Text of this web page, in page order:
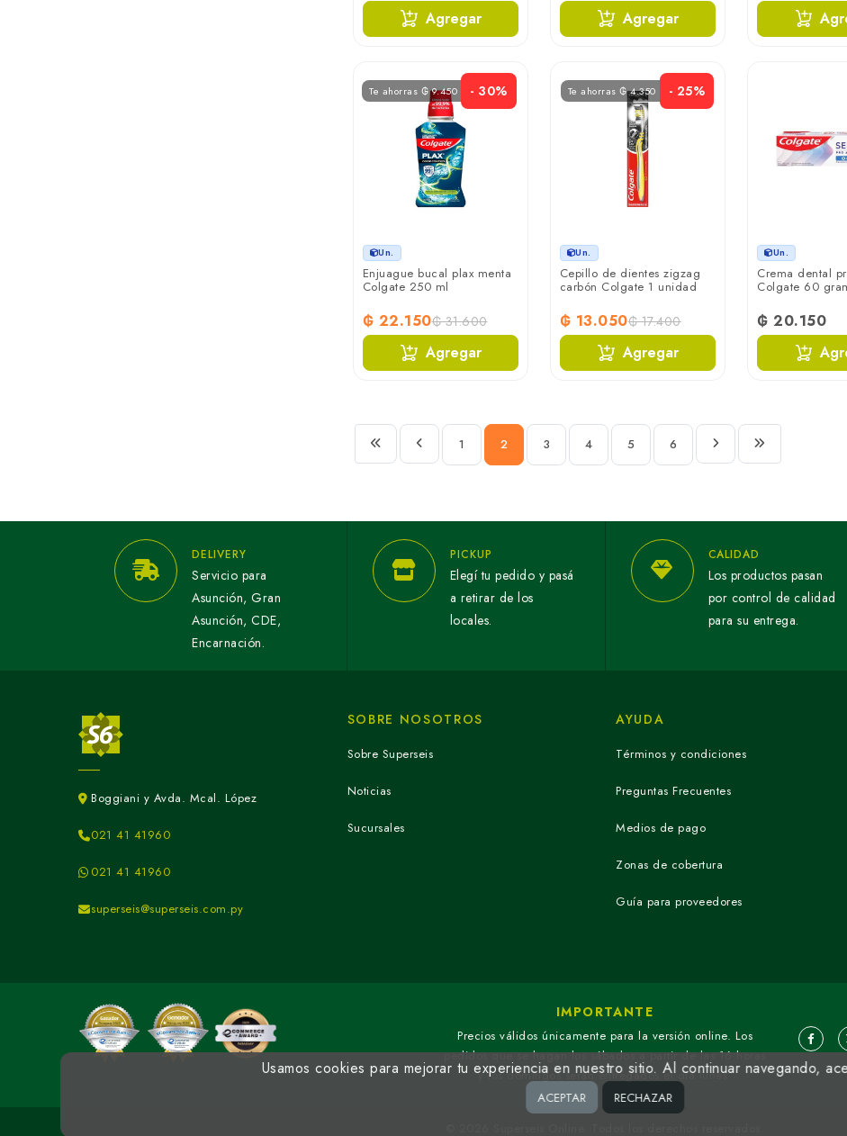
Agregar
Agregar
Te ahorras ₲ 9.450 - 30%
Un.
Enjuague bucal plax menta
Colgate 250 ml
₲ 22.150₲ 31.600
Agregar
Te ahorras ₲ 4.350 - 25%
Un.
Cepillo de dientes zigzag
carbón Colgate 1 unidad
₲ 13.050₲ 17.400
Agregar
Un.
Crema dental
Colgate 60
₲ 20.150
1 2 3 4 5 6
DELIVERY
Servicio para
Asunción, Gran
Asunción, CDE,
Encarnación.
PICKUP
Elegí tu pedido y pasá
a retirar de los
locales.
CALIDAD
Los productos pasan
por control de calidad
para su entrega.
Boggiani y Avda. Mcal. López
021 41 41960
021 41 41960
superseis@superseis.com.py
SOBRE NOSOTROS
Sobre Superseis
Noticias
Sucursales
AYUDA
Términos y condiciones
Preguntas Frecuentes
Medios de pago
Zonas de cobertura
Guía para proveedores
IMPORTANTE
Precios válidos únicamente para la versión online. Los
pedidos que se hagan los sábados a partir de las 16 horas
y los domingos serán entregados el día lunes.
Usamos cookies para mejorar tu experiencia en nuestro sitio. Al continuar navegando,
ACEPTAR
RECHAZAR